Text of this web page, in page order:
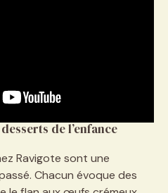
de l’enfance
Ravigote sont une
Chacun évoque des